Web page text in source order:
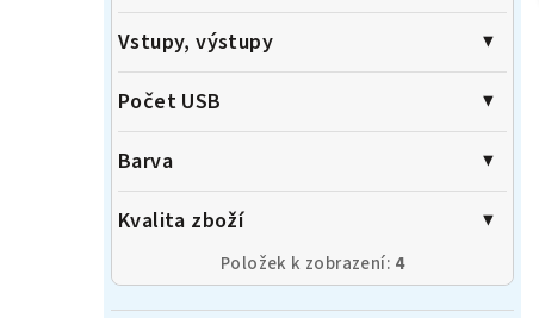
Vstupy, výstupy
Počet USB
Barva
Kvalita zboží
Položek k zobrazení: 4